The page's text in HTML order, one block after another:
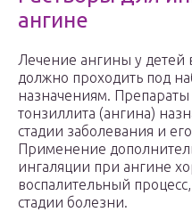
ангине
Лечение ангины у детей
должно проходить под
назначениям. Препараты
тонзиллита (ангина)
стадии заболевания и
Применение
ингаляции при ангине
воспалительный
стадии болезни.